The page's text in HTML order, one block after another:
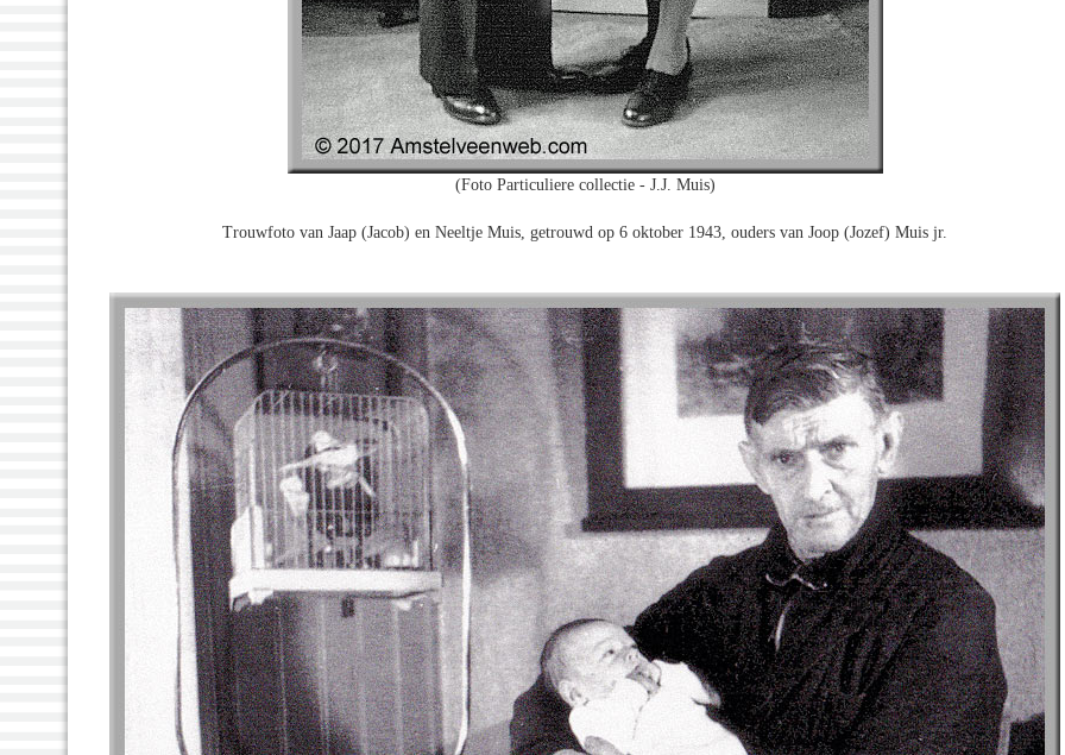
(Foto Particuliere collectie - J.J. Muis)
Trouwfoto van Jaap (Jacob) en Neeltje Muis, getrouwd op 6 oktober 1943, ouders van Joop (Jozef) Muis jr.